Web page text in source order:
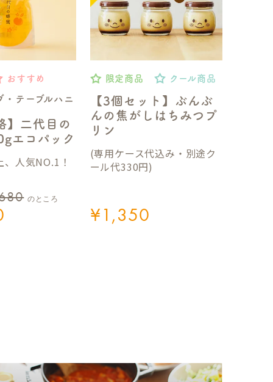
おすすめ
・テーブルハニ
】二代目の
エコパック
人気NO.1！
のところ
限定商品 クール商品
【3個セット】ぶんぶ
んの焦がしはちみつプ
リン
(専用ケース代込み・別途ク
ール代330円)
¥1,350